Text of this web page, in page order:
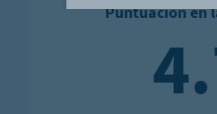
Puntuación en